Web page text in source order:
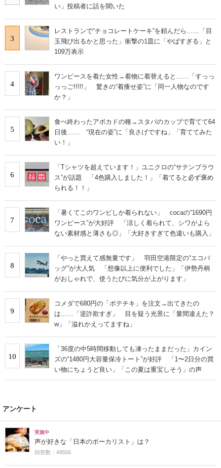
い」投稿者に話を聞いた
3
レストランで“チョコレートケーキ”を頼んだら……「目
玉飛び出るかと思った」衝撃の1皿に「やばすぎる」と
109万表示
4
ワンピースを着た女性→着物に着替えると……「すっっ
っっご!!!!!」 驚きの“着痩せ姿”に「同一人物なのです
か？」
5
食べ終わったアボカドの種→スタバのカップで育てて64
日後…… “現在の姿”に「良さげですね」「育ててみた
い！」
6
「Tシャツを超えています！」ユニクロの“サテンブラウ
ス”が話題 「4色購入しました！」「着てると必ず褒め
られる！！」
7
「暑くてこのワンピしか着られない」 cocaの“1690円
ワンピース”が大好評 「涼しく着られて、シワがよら
ない素材感と薄さも◎」「大好きすぎて色違いも購入」
8
「やっと買えて感無量です」 羽田空港限定の“エコバ
ッグ”が大人気 「想像以上に便利でした」「伊勢丹柄
がおしゃれで、使うたびに気分が上がります」
9
コメダで680円の「ポテチキ」を注文→出てきたの
は……「逆詐欺すぎ」 目を疑う光景に「量間違えた？
w」「溢れかえってますね」
10
「36度の中5時間移動しても凍ったままだった」カイン
ズの“1480円大容量保冷トート”が好評 「1〜2日分の買
い物にちょうど良い」「この夏は重宝しそう」の声
アンケート
実施中
声が好きな「日本のボーカリスト」は？
回答数：49556